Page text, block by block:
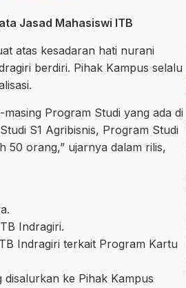
Jasad Mahasiswi ITB
atas kesadaran hati nurani
berdiri. Pihak Kampus selalu
masing Program Studi yang ada di
S1 Agribisnis, Program Studi
50 orang,” ujarnya dalam rilis,
Indragiri.
Indragiri terkait Program Kartu
disalurkan ke Pihak Kampus